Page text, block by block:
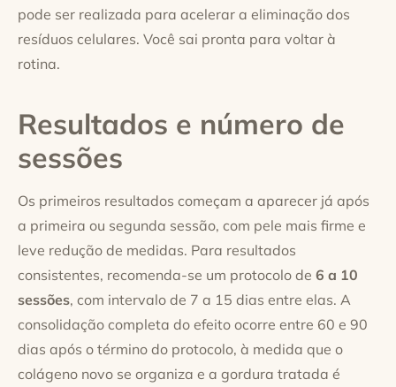
pode ser realizada para acelerar a eliminação dos
resíduos celulares. Você sai pronta para voltar à
rotina.
Resultados e número de
sessões
Os primeiros resultados começam a aparecer já após
a primeira ou segunda sessão, com pele mais firme e
leve redução de medidas. Para resultados
consistentes, recomenda-se um protocolo de 6 a 10
sessões, com intervalo de 7 a 15 dias entre elas. A
consolidação completa do efeito ocorre entre 60 e 90
dias após o término do protocolo, à medida que o
colágeno novo se organiza e a gordura tratada é